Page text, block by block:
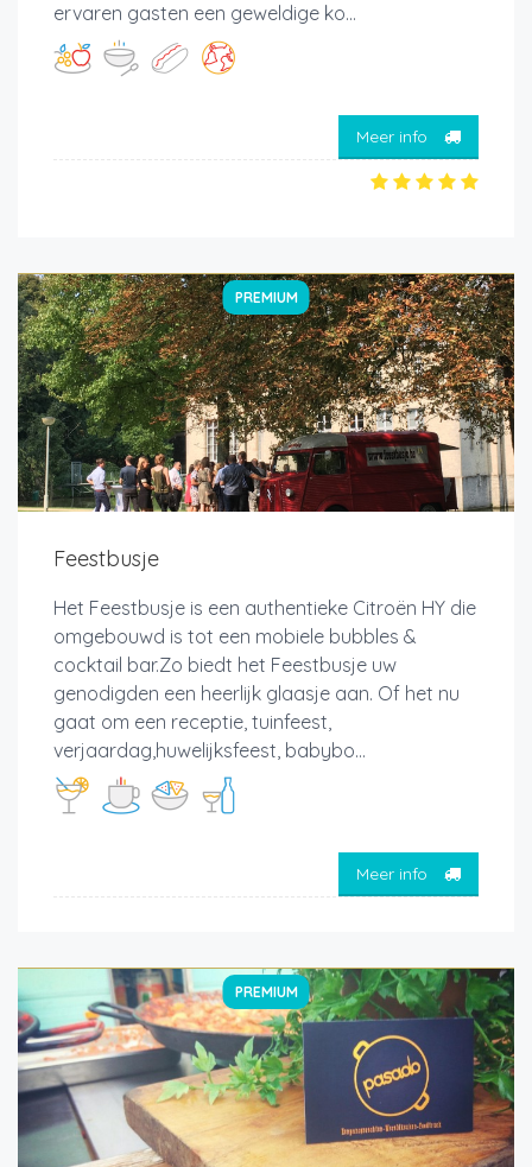
ervaren gasten een geweldige ko...
Meer info
PREMIUM
Feestbusje
Het Feestbusje is een authentieke Citroën HY die
omgebouwd is tot een mobiele bubbles &
cocktail bar.Zo biedt het Feestbusje uw
genodigden een heerlijk glaasje aan. Of het nu
gaat om een receptie, tuinfeest,
verjaardag,huwelijksfeest, babybo...
Meer info
PREMIUM